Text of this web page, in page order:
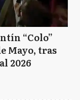
“Colo”
Mayo, tras
2026